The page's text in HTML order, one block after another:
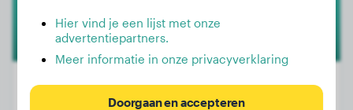
Hier vind je een lijst met onze
advertentiepartners.
Meer informatie in onze privacyverklaring
Doorgaan en accepteren